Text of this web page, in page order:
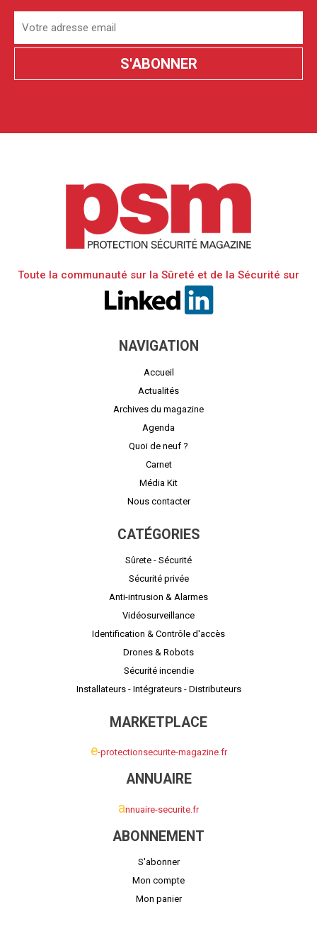
Toute la communauté sur la Sûreté et de la Sécurité sur
NAVIGATION
Accueil
Actualités
Archives du magazine
Agenda
Quoi de neuf ?
Carnet
Média Kit
Nous contacter
CATÉGORIES
Sûrete - Sécurité
Sécurité privée
Anti-intrusion & Alarmes
Vidéosurveillance
Identification & Contrôle d'accès
Drones & Robots
Sécurité incendie
Installateurs - Intégrateurs - Distributeurs
MARKETPLACE
e-protectionsecurite-magazine.fr
ANNUAIRE
annuaire-securite.fr
ABONNEMENT
S'abonner
Mon compte
Mon panier